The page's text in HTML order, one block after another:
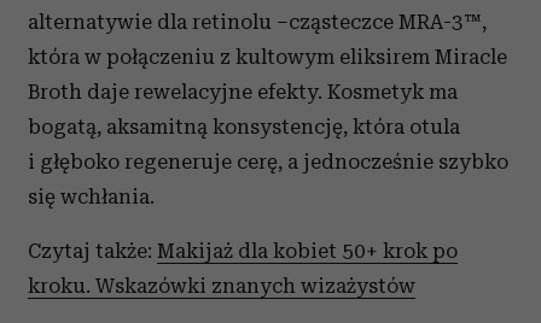
alternatywie dla retinolu –cząsteczce MRA-3™,
która w połączeniu z kultowym eliksirem Miracle
Broth daje rewelacyjne efekty. Kosmetyk ma
bogatą, aksamitną konsystencję, która otula
i głęboko regeneruje cerę, a jednocześnie szybko
się wchłania.
Czytaj także: Makijaż dla kobiet 50+ krok po
kroku. Wskazówki znanych wizażystów